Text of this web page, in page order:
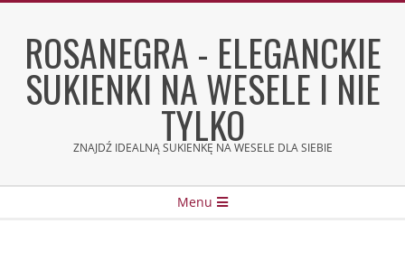
contentROSANEGRA - ELEGANCKIE
SUKIENKI NA WESELE I NIE
TYLKO
ZNAJDŹ IDEALNĄ SUKIENKĘ NA WESELE DLA SIEBIE
Menu